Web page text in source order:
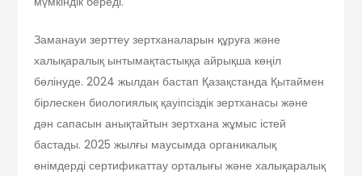
Заманауи зерттеу зертханаларын құруға және
халықаралық ынтымақтастыққа айрықша көңіл
бөлінуде. 2024 жылдан бастап Қазақстанда Қытаймен
бірлескен биологиялық қауіпсіздік зертханасы және
дән сапасын анықтайтын зертхана жұмыс істей
бастады. 2025 жылғы маусымда органикалық
өнімдерді сертификаттау орталығы және халықаралық